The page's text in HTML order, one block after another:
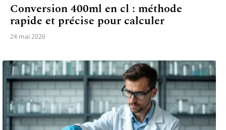
Conversion 400ml en cl : méthode
rapide et précise pour calculer
24 mai 2026